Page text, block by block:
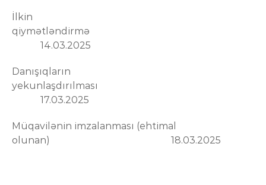
İlkin
qiymətləndirmə
14.03.2025
Danışıqların
yekunlaşdırılması
17.03.2025
Müqavilənin imzalanması (ehtimal
olunan) 18.03.2025